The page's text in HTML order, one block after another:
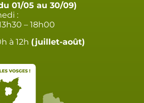
01/05 au 30/09)
:
– 18h00
à 12h (juillet-août)